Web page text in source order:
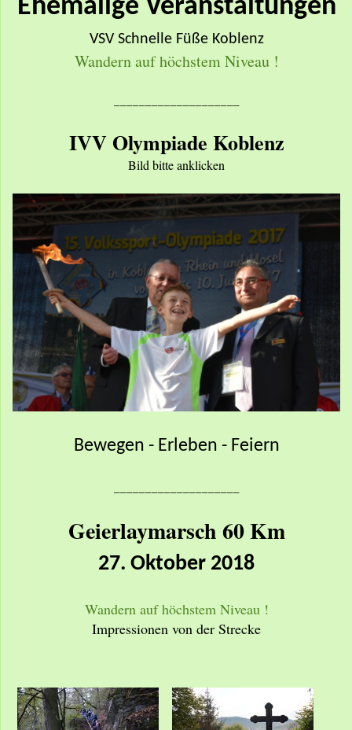
Ehemalige Veranstaltungen
VSV Schnelle Füße Koblenz
Wandern auf höchstem Niveau !
IVV Olympiade Koblenz
Bild bitte anklicken
Bewegen - Erleben - Feiern
Geierlaymarsch 60 Km
27. Oktober 2018
Wandern auf höchstem Niveau !
Impressionen von der Strecke